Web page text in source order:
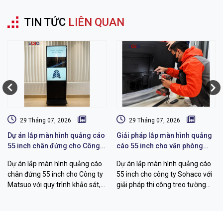
TIN TỨC LIÊN QUAN
29 Tháng 07, 2026
Dự án lắp màn hình quảng cáo
55 inch chân đứng cho Công
Dự án lắp màn hình quảng cáo
chân đứng 55 inch cho Công ty
Matsuo với quy trình khảo sát,
29 Tháng 07, 2026
Giải pháp lắp màn hình quảng
cáo 55 inch cho văn phòng
Dự án lắp màn hình quảng cáo
55 inch cho công ty Sohaco với
giải pháp thi công treo tường